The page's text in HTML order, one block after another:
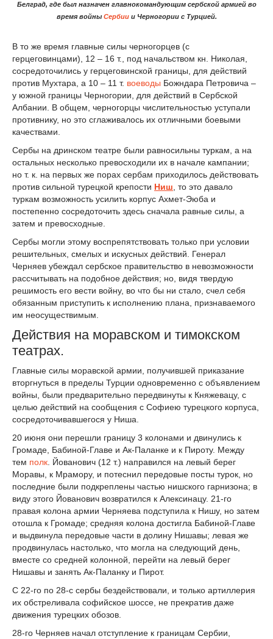
Белград, где был назначен главнокоман­дующим сербской армией во
время войны Сербиии Черногории с Турцией.
В то же время главные силы черногорцев (с
герцеговинцами), 12 – 16 т., под начальством кн. Николая,
сосредоточились у герцеговинской границы, для действий
против Мухтара, а 10 – 11 т. воеводы Божндара Петровича –
у южной границы Черногории, для действий в Сербской
Албании. В общем, черногорцы числительностью уступали
противнику, но это сглаживалось их отличными боевыми
качествами.
Сербы на дринском театре были равносильны туркам, а на
остальных несколько превосходили их в начале кампании;
но т. к. на первых же порах сербам приходилось действовать
против сильной турецкой крепости Ниш , то это давало
туркам возможность усилить корпус Ахмет-Эюба и
постепенно сосредоточить здесь сначала равные силы, а
затем и превосходные.
Сербы могли этому воспрепятствовать только при условии
решительных, смелых и искусных действий. Генерал
Черняев убеждал сербское правительство в невозможности
рассчитывать на подобное действия; но, видя твердую
решимость его вести войну, во что бы ни стало, счел себя
обязанным приступить к исполнению плана, признаваемого
им неосуществимым.
Действия на моравском и тимокском
театрах.
Главные силы моравской армии, получившей приказание
вторгнуться в пределы Турции одновременно с объявлением
войны, были предварительно передвинуты к Княжевацу, с
целью действий на сообщения с Софиею турецкого корпуса,
сосредоточивавшегося у Ниша.
20 июня они перешли границу 3 колонами и двинулись к
Громаде, Бабиной-Главе и Ак-Паланке и к Пироту. Между
тем полк . Йованович (12 т.) направился на левый берег
Моравы, к Мрамору, и потеснил передовые посты турок, но
последние были подкреплены частью нишского гарнизона; в
виду этого Йованович возвратился к Алексинацу. 21-го
правая колона армии Черняева подступила к Нишу, но затем
отошла к Громаде; средняя колона достигла Бабиной-Главе
и выдвинула передовые части в долину Нишавы; левая же
продвинулась настолько, что могла на следующий день,
вместе со средней колонной, перейти на левый берег
Нишавы и занять Ак-Паланку и Пирот.
С 22-го по 28-с сербы бездействовали, и только артиллерия
их обстреливала софийское шоссе, не прекратив даже
движения турецких обозов.
28-го Черняев начал отступление к границам Сербии,